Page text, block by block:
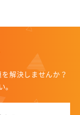
（PI）の人件
解決しませんか？